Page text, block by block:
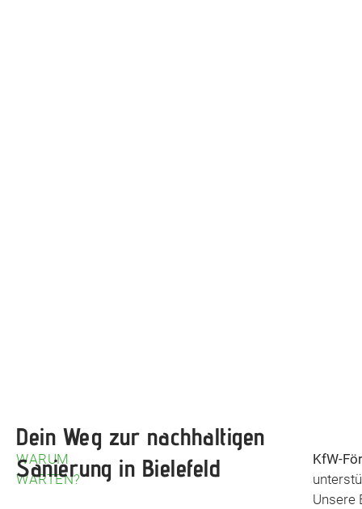
WARUM
WARTEN?
Dein Weg zur nachhaltigen
Sanierung in Bielefeld
KfW-
Unsere